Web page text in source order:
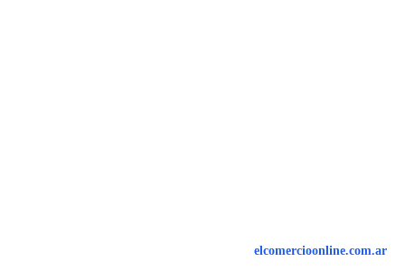
elcomercioonline.com.ar